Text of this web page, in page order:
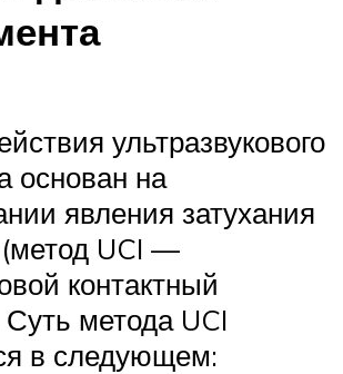
ультразвукового
основан на
явления затухания
UCI —
контактный
метода UCI
в следующем: